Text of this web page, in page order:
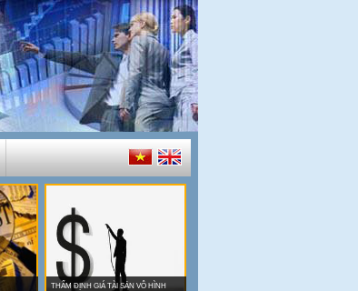
THẨM ĐỊNH GIÁ TÀI SẢN VÔ HÌNH